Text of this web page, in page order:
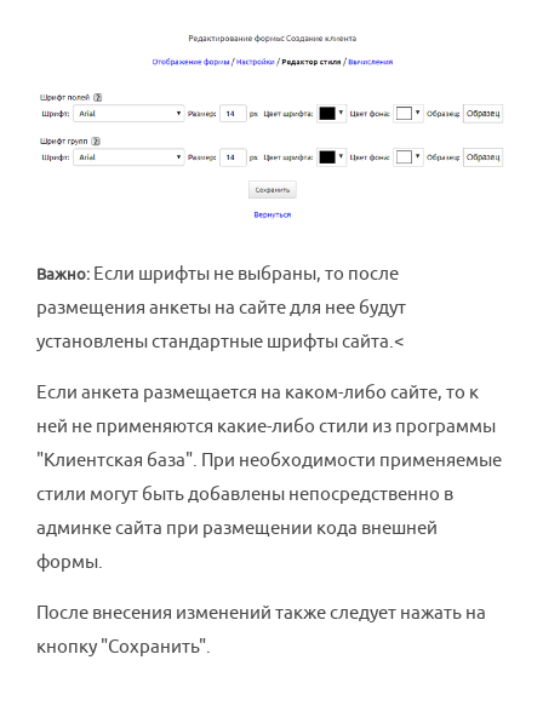
Важно: Если шрифты не выбраны, то после
размещения анкеты на сайте для нее будут
установлены стандартные шрифты сайта.<
Если анкета размещается на каком-либо сайте, то к
ней не применяются какие-либо стили из программы
"Клиентская база". При необходимости применяемые
стили могут быть добавлены непосредственно в
админке сайта при размещении кода внешней
формы.
После внесения изменений также следует нажать на
кнопку "Сохранить".